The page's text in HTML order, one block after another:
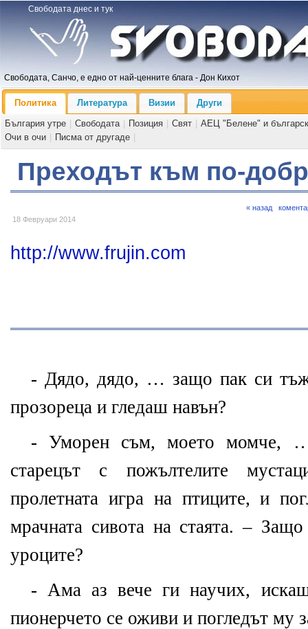
Свободата днес и тук
Свободата, Санчо, е едно от най-ценните блага - Дон Кихот
Политика Литература Визии
Други
България утре
Свободата Позиция Свят
АЕЦ "Белене" и
Очи в очи
Писма от другаде
Преходът към по-
18 Февруари 2014
« назад
http://www.frujin.com
- Дядо, дядо, … защо пак си
прозореца и гледаш навън?
- Уморен съм, моето момче,
старецът с пожълтелите
пролетната игра на птиците, и
мрачната сивота на стаята. –
уроците?
- Ама аз вече ги научих,
пионерчето се оживи и погледът му